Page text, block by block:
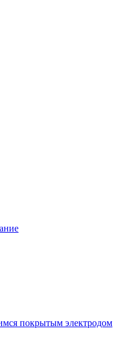
покрытым электродом